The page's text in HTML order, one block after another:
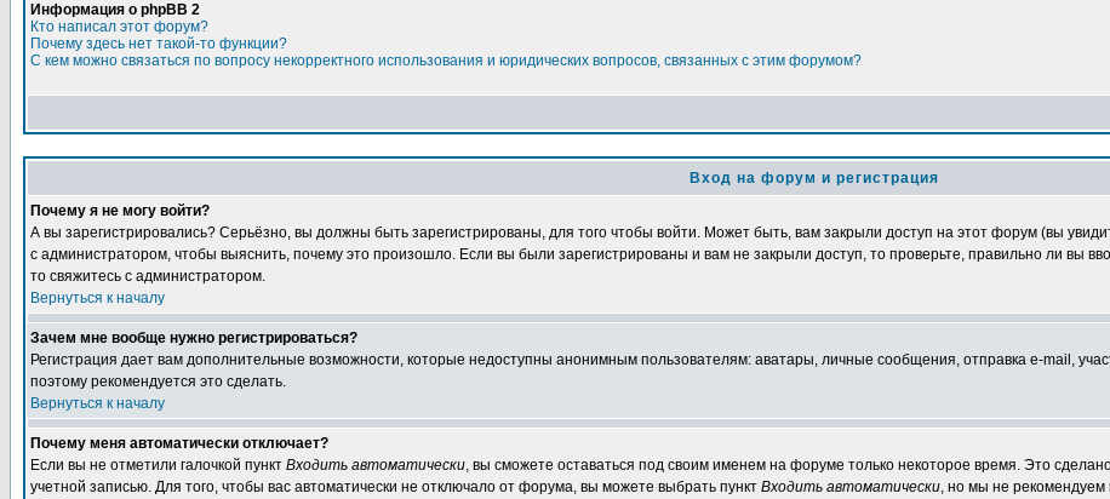
Информация о phpBB 2
Кто написал этот форум?
Почему здесь нет такой-то функции?
С кем можно связаться по вопросу некорректного использования и юридических вопросов, связанных с этим форумом?
Вход на форум и регистрация
Почему я не могу войти?
А вы зарегистрировались? Серьёзно, вы должны быть зарегистрированы, для того чтобы войти. Может быть, вам закрыли доступ на этот форум (вы
с администратором, чтобы выяснить, почему это произошло. Если вы были зарегистрированы и вам не закрыли доступ, то проверьте, правильно ли вы
то свяжитесь с администратором.
Вернуться к началу
Зачем мне вообще нужно регистрироваться?
Регистрация дает вам дополнительные возможности, которые недоступны анонимным пользователям: аватары, личные сообщения, отправка e-mail,
поэтому рекомендуется это сделать.
Вернуться к началу
Почему меня автоматически отключает?
Если вы не отметили галочкой пункт Входить автоматически, вы сможете оставаться под своим именем на форуме только некоторое время. Это
учетной записью. Для того, чтобы вас автоматически не отключало от форума, вы можете выбрать пункт Входить автоматически, но мы не